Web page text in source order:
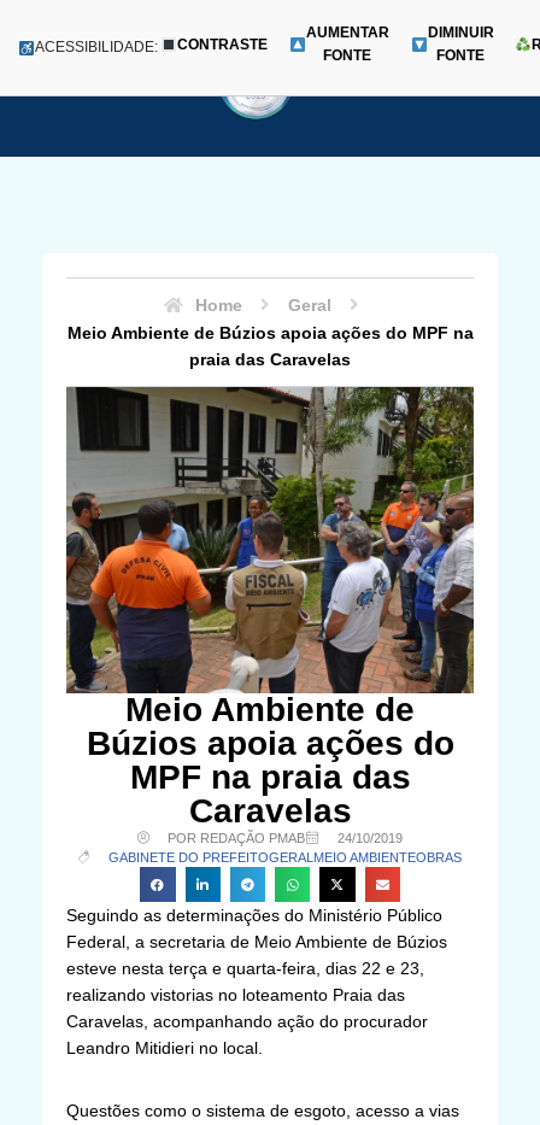
para
Menu
ACESSIBILIDADE: CONTRASTE
AUMENTAR
FONTE
DIMINUIR
FONTE
Home
Geral
Meio Ambiente de Búzios apoia ações do MPF na
praia das Caravelas
Meio Ambiente de
Búzios apoia ações do
MPF na praia das
Caravelas
POR REDAÇÃO PMAB
24/10/2019
GABINETE DO PREFEITOGERAL MEIO AMBIENTEOBRAS
Seguindo as determinações do Ministério Público
Federal, a secretaria de Meio Ambiente de Búzios
esteve nesta terça e quarta-feira, dias 22 e 23,
realizando vistorias no loteamento Praia das
Caravelas, acompanhando ação do procurador
Leandro Mitidieri no local.
Questões como o sistema de esgoto, acesso a vias